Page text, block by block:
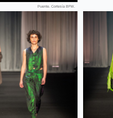
Puente. Cortesía BFW.